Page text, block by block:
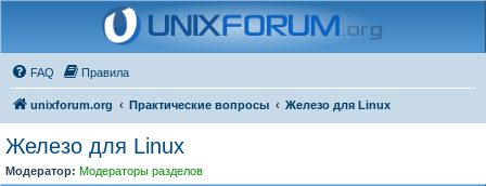
FAQ Правила
unixforum.org Практические вопросы Железо для Linux
Железо для Linux
Модератор: Модераторы разделов